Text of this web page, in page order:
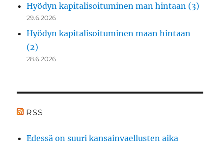
Hyödyn kapitalisoituminen man hintaan (3)
29.6.2026
Hyödyn kapitalisoituminen maan hintaan
(2)
28.6.2026
RSS
Edessä on suuri kansainvaellusten aika